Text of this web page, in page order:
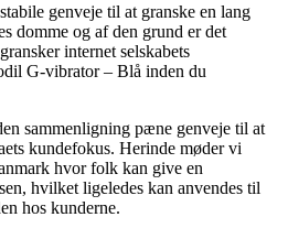
genveje til at granske en lang
domme og af den grund er det
internet selskabets
G-vibrator – Blå inden du
sammenligning pæne genveje til at
kundefokus. Herinde møder vi
hvor folk kan give en
hvilket ligeledes kan anvendes til
hos kunderne.